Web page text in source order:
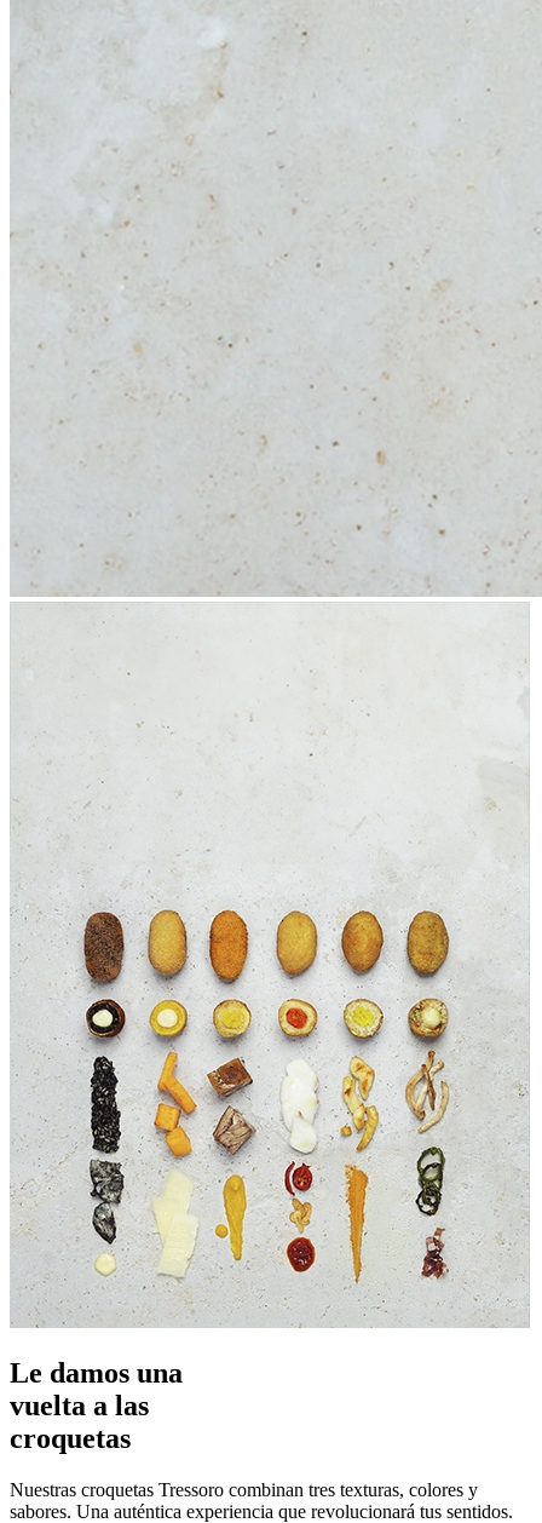
Le damos una
vuelta a las
croquetas
Nuestras croquetas Tressoro combinan tres texturas, colores y
sabores. Una auténtica experiencia que revolucionará tus sentidos.